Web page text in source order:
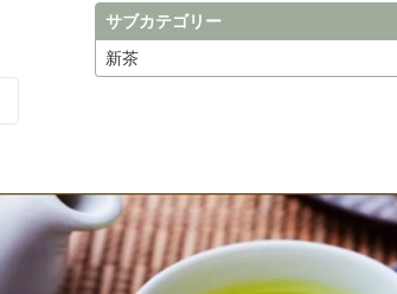
サブカテゴリー
新茶